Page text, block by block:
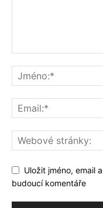
Uložit jméno, email
budoucí komentáře